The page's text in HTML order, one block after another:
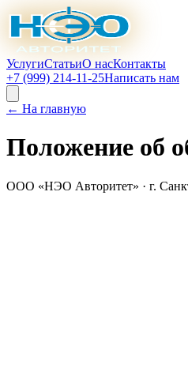
УслугиСтатьиО насКонтакты
+7 (999) 214-11-25Написать нам
← На главную
Положение об
ООО «НЭО Авторитет» · г.